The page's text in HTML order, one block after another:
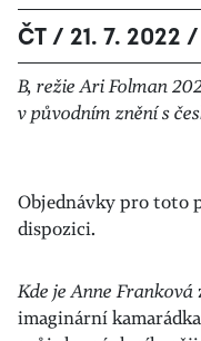
ČT / 21. 7. 2022 /
B, režie Ari Folman
v původním znění s
Objednávky pro toto
dispozici.
Kde je Anne Franková
imaginární